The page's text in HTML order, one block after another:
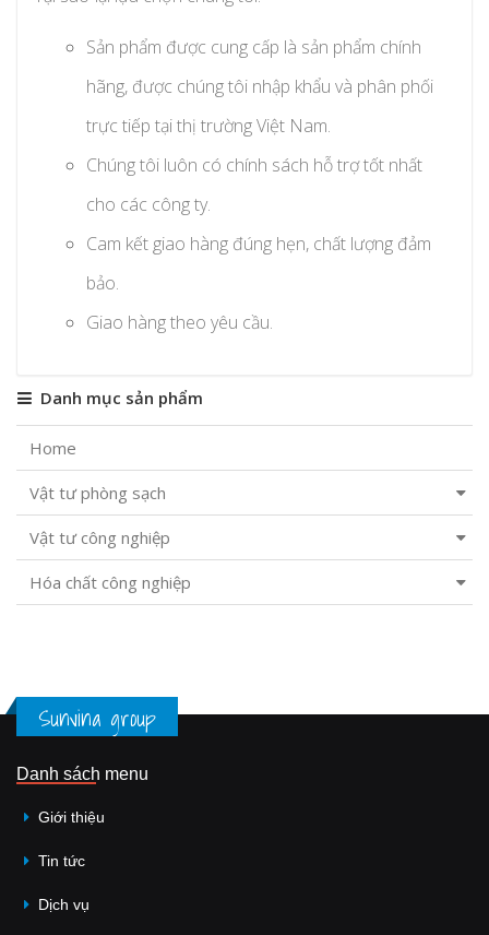
Sản phẩm được cung cấp là sản phẩm chính
hãng, được chúng tôi nhập khẩu và phân phối
trực tiếp tại thị trường Việt Nam.
Chúng tôi luôn có chính sách hỗ trợ tốt nhất
cho các công ty.
Cam kết giao hàng đúng hẹn, chất lượng đảm
bảo.
Giao hàng theo yêu cầu.
Danh mục sản phẩm
Home
Vật tư phòng sạch
Vật tư công nghiệp
Hóa chất công nghiệp
Sunvina group
Danh sách menu
Giới thiệu
Tin tức
Dịch vụ